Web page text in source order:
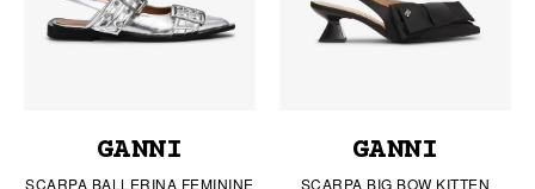
GANNI
SCARPA BALLERINA FEMININE
GANNI
SCARPA BIG BOW KITTEN